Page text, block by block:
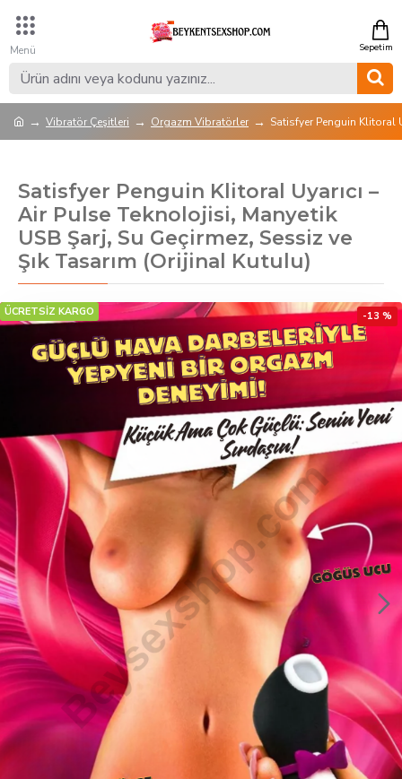
Vibratör Çeşitleri Orgazm Vibratörler Satisfyer Penguin Klitoral
Satisfyer Penguin Klitoral Uyarıcı –
Air Pulse Teknolojisi, Manyetik
USB Şarj, Su Geçirmez, Sessiz ve
Şık Tasarım (Orijinal Kutulu)
ÜCRETSİZ KARGO -13 %